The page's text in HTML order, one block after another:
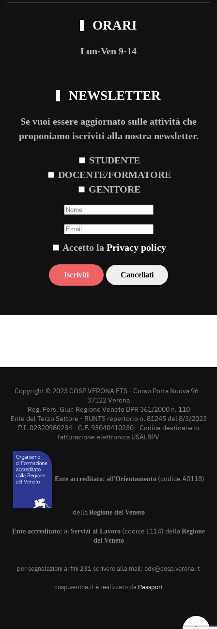
ORARI
Lun-Ven 9-14
NEWSLETTER
Se vuoi essere aggiornato sulle attività che
proponiamo iscriviti alla nostra newsletter.
STUDENTE
DOCENTE/FORMATORE
GENITORE
Accetto la Privacy policy
Copyright © 2023 COSP VERONA ETS - Corso Porta Nuova 96 -
37122 Verona
Reg. Pers. Giur. Regione Veneto DPR 361/2000 n. 110
Ente del Terzo Settore - RUNTS repertorio n. 81245 del 8/3/2023
P.I. 02320980234 - C.F. 93040410230 - Codice destinatario
fatturazione elettronica USAL8PV
Ente accreditato: all'Orientamento(codice A0118)
della Regione del Veneto
Ente accreditato: ai Servizi al Lavoro (codice L114) della Regione
del Veneto
per segnalazioni ai fini 231 scrivere alla mail: odv@cosp.verona.it
cosp.verona.it è realizzato da Passport